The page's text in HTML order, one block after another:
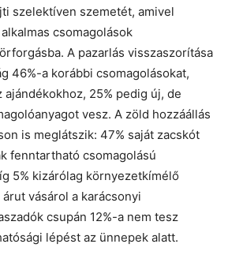
szelektíven szemetét, amivel
csomagolások
A pazarlás visszaszorítása
46%-a korábbi csomagolásokat,
ajándékokhoz, 25% pedig új, de
vesz. A zöld hozzáállás
is meglátszik: 47% saját zacskót
fenntartható csomagolású
5% kizárólag környezetkímélő
vásárol a karácsonyi
csupán 12%-a nem tesz
lépést az ünnepek alatt.